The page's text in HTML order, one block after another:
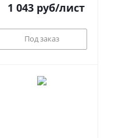
1 043руб/лист
Под заказ